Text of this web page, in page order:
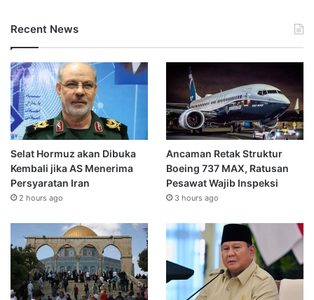
Recent News
Selat Hormuz akan Dibuka
Kembali jika AS Menerima
Persyaratan Iran
2 hours ago
Ancaman Retak Struktur
Boeing 737 MAX, Ratusan
Pesawat Wajib Inspeksi
3 hours ago